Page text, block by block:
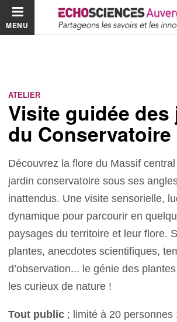
MENU
ATELIER
Visite guidée
du Conservatoire
Découvrez la flore du Massif
jardin conservatoire sous ses
inattendus. Une visite sensorielle,
dynamique pour parcourir en
paysages du territoire et leur flore.
plantes, anecdotes scientifiques,
d’observation... le génie des
les curieux de nature !
Tout public ; limité à 20 personnes